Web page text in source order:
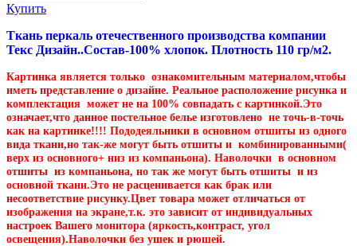
Купить
Ткань перкаль отечественного производства компании
Текс Дизайн..Состав-100% хлопок. Плотность 110 гр/м2.
Картинка является только ознакомительным материалом,чтобы
иметь представление о дизайне. Реальное расположение рисунка и
комплектация может не на 100% совпадать с картинкой.Это
означает,что данное постельное белье изготовлено не точь-в-точь
как на картинке!!!! Пододеяльники в основном отшиты из одного
вида ткани,но так-же могут быть отшиты и комбинированными(
верх из основного+ низ из компаньона). Наволочки в основном
отшиты из компаньона, но так же могут быть отшиты и из
основной ткани.Это не расценивается как брак или
несоответствие рисунку.Цвет товара может отличаться от
изображения на экране,т.к. это зависит от индивидуальных
настроек Вашего монитора (яркость,контраст, угол
освещения).Наволочки без ушек и рюшей.